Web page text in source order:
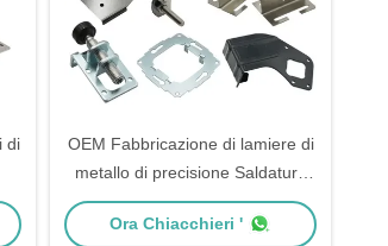
di
OEM Fabbricazione di lamiere di
metallo di precisione Saldatura
Stampaggio lamiere di metallo
Parti
Ora Chiacchieri '